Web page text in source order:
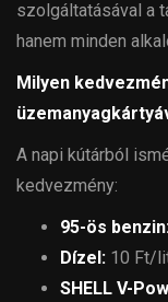
szolgáltatásával a
hanem minden
Milyen
A napi kútárból
kedvezmény:
95-ös
Dízel: 10 Ft/
SHELL V-